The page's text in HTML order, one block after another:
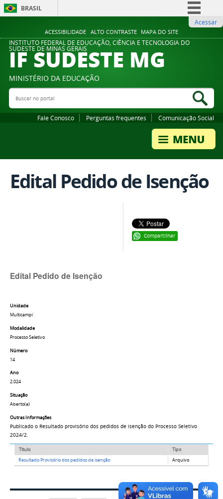
ACESSIBILIDADE ALTO CONTRASTE MAPA DO SITE
BRASIL
Comunica BR
Participe
Legislação
Acessar
INSTITUTO FEDERAL DE EDUCAÇÃO, CIÊNCIA E TECNOLOGIA DO
SUDESTE DE MINAS GERAIS
IF SUDESTE MG
MINISTÉRIO DA EDUCAÇÃO
Buscar no portal
Fale Conosco Perguntas frequentes Comunicação Social
Edital Pedido de Isenção
Compartilhar
Edital Pedido de Isenção
Unidade
Multicampi
Modalidade
Processo Seletivo
Número
14
Ano
2.024
Situação
Aberto(a)
Outras Informações
Publicado o Resultado provisório dos pedidos de isenção do Processo Seletivo
2024/2.
Título
Tipo
Resultado Provisório dos pedidos de isenção
Arquivo